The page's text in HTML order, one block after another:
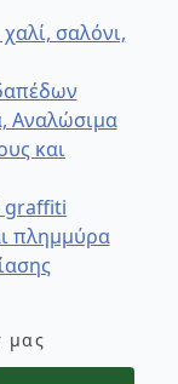
σαλόνι,
Αναλώσιμα
και
graffiti
πλημμύρα
μας